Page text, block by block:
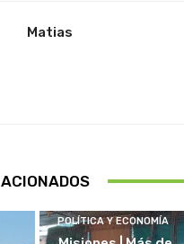
Matias
POLÍTICA Y ECONOMÍA